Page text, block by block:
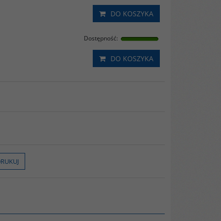
DO KOSZYKA
Dostępność:
DO KOSZYKA